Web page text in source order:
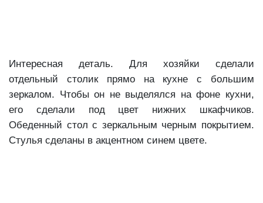
Интересная деталь. Для хозяйки сделали
отдельный столик прямо на кухне с большим
зеркалом. Чтобы он не выделялся на фоне кухни,
его сделали под цвет нижних шкафчиков.
Обеденный стол с зеркальным черным покрытием.
Стулья сделаны в акцентном синем цвете.